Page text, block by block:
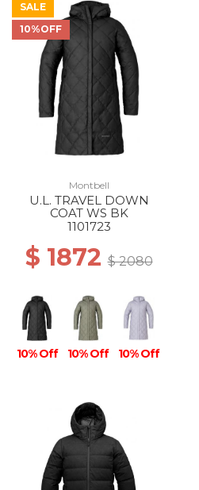
SALE
10%OFF
Montbell
U.L. TRAVEL DOWN
COAT WS BK
1101723
$ 1872$ 2080
10% Off 10% Off 10% Off